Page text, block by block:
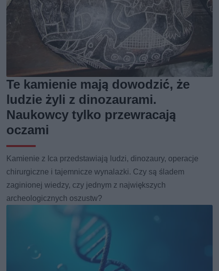
Te kamienie mają dowodzić, że
ludzie żyli z dinozaurami.
Naukowcy tylko przewracają
oczami
Kamienie z Ica przedstawiają ludzi, dinozaury, operacje
chirurgiczne i tajemnicze wynalazki. Czy są śladem
zaginionej wiedzy, czy jednym z największych
archeologicznych oszustw?